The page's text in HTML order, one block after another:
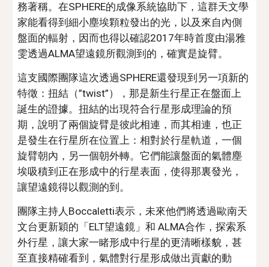
務著稱。在SPHERE的成像系統協助下，這群天文學
家能看得到細小塵埃顆粒發出的光，以及來自內側
盤面的輻射，因而也得以確認2017年時首度由湯雅
雯透過ALMA望遠鏡所觀測到的，確實是旋臂。
這支國際團隊這次透過SPHERE還發現到另一項新的
特徵：扭結（”twist”），那是新生行星正在盤面上
誕生的證據。扭結的出現符合行星形成理論的預
期，說明了兩個旋臂是彼此相連，而其相連，也正
是發生在行星所在位置上：相對於行星軌道，一個
旋臂朝內，另一個朝外轉。它們能讓盤面的氣體塵
埃吸積到正在形成中的行星表面，使得那裏發光，
讓望遠鏡得以觀測的到。
團隊主持人Boccaletti表示，未來他們將透過歐南天
文台更新穎的「ELT望遠鏡」和 ALMA合作，探索系
外行星，讓大家一睹形成中行星的更清晰樣貌，甚
至直接精確看到，氣體對行星形成做出貢獻的動